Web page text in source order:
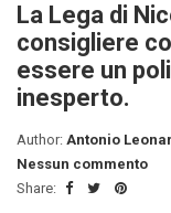
La Lega di
consigliere
essere un
inesperto.
Author: Antonio
Nessun commento
Share: